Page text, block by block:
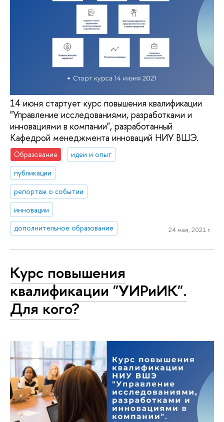
14 июня стартует курс повышения квалификации
"Управление исследованиями, разработками и
инновациями в компании", разработанный
Кафедрой менеджмента инноваций НИУ ВШЭ.
Образование
идеи и опыт
публикации
репортаж о событии
инновации
дополнительное образование
24 мая, 2021 г.
Курс повышения
квалификации "УИРиИК".
Для кого?